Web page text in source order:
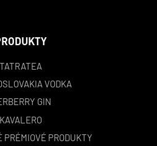
TATRATEA
VODKA
GIN
KAVALERO
PRÉMIOVÉ PRODUKTY